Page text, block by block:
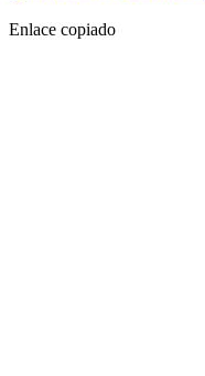
Enlace copiado